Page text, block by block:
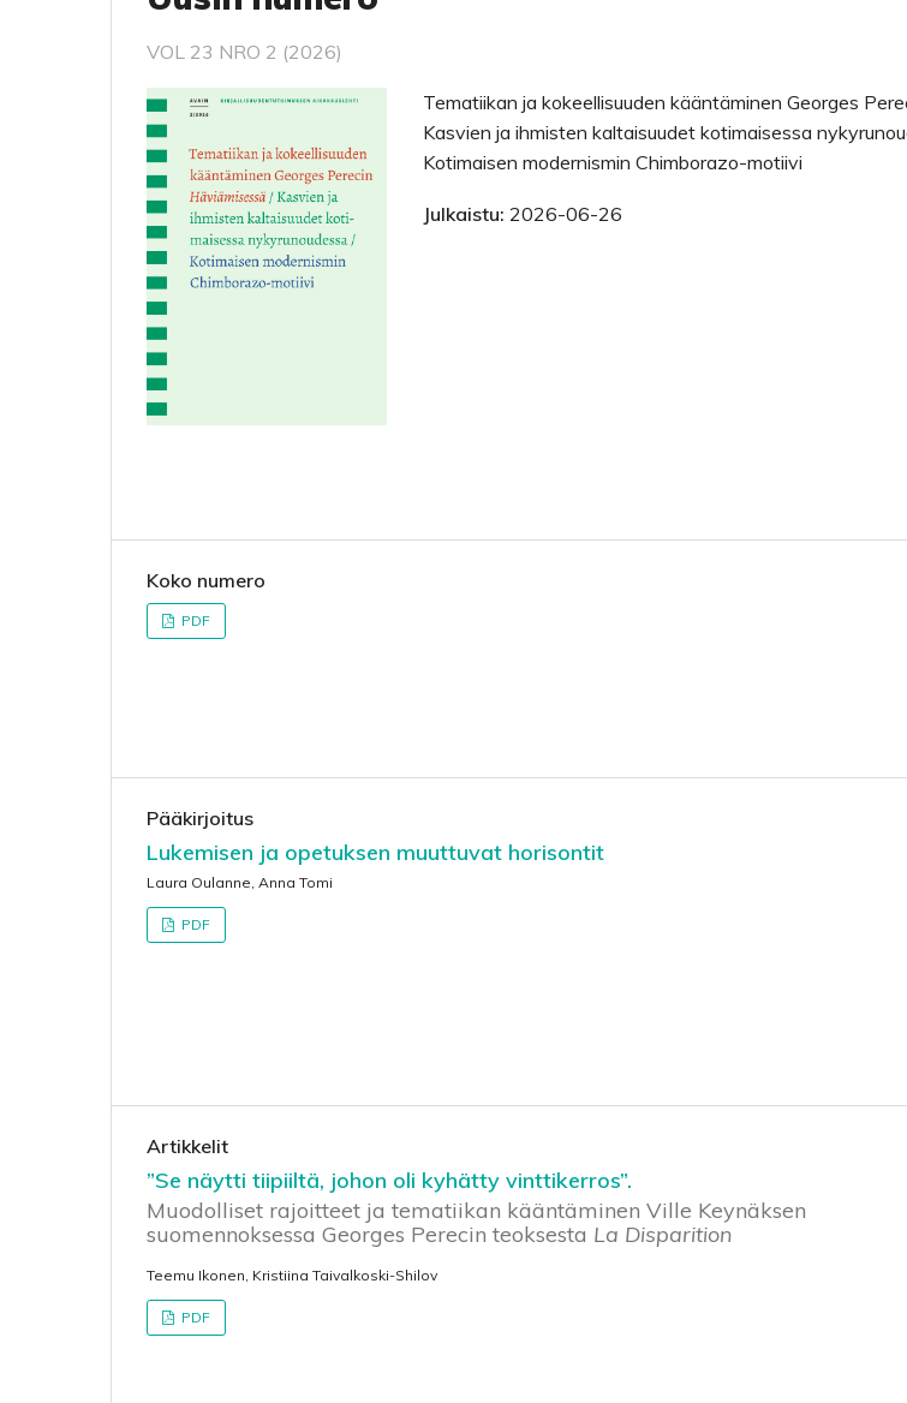
VOL 23 NRO 2 (2026)
Tematiikan ja kokeellisuuden kääntäminen Georges
Kasvien ja ihmisten kaltaisuudet koti­maisessa
Kotimaisen modernismin Chimborazo-­motiivi
Julkaistu: 2026-06-26
Koko numero
PDF
Pääkirjoitus
Lukemisen ja opetuksen muuttuvat horisontit
Laura Oulanne, Anna Tomi
PDF
Artikkelit
”Se näytti tiipiiltä, johon oli kyhätty vinttikerros”.
Muodolliset rajoitteet ja tematiikan kääntäminen Ville Keynäksen
suomennoksessa Georges Perecin teoksesta La Disparition
Teemu Ikonen, Kristiina Taivalkoski-Shilov
PDF